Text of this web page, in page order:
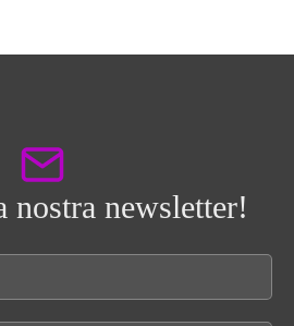
newsletter!